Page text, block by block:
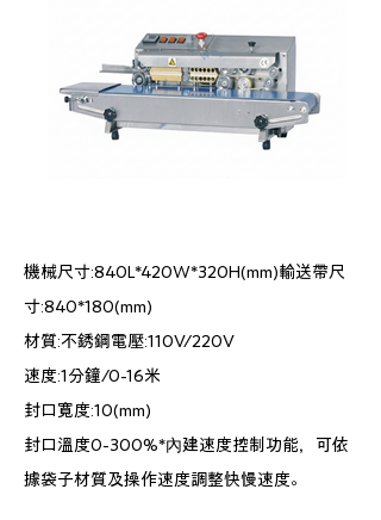
機械尺寸:840L*420W*320H(mm)輸送帶尺
寸:840*180(mm)
材質:不銹鋼 電壓:110V/220V
速度:1分鐘/0-16米
封口寬度:10(mm)
封口溫度0-300%*內建速度控制功能，可依
據袋子材質及操作速度調整快慢速度。